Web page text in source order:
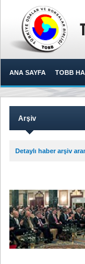
ANA SAYFA TOBB
Arşiv
Detaylı haber arşiv